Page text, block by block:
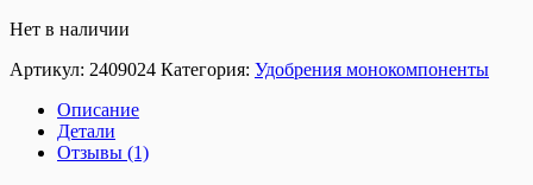
Нет в наличии
Артикул: 2409024 Категория: Удобрения монокомпоненты
Описание
Детали
Отзывы (1)